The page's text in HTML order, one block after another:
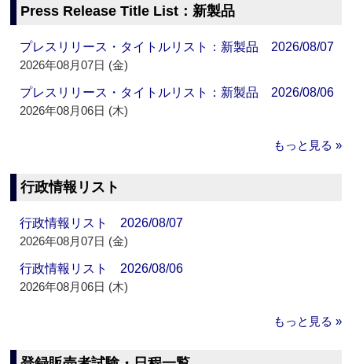
Press Release Title List：新製品
プレスリリース・タイトルリスト：新製品 2026/08/07
2026年08月07日 (金)
プレスリリース・タイトルリスト：新製品 2026/08/06
2026年08月06日 (木)
もっと見る »
行政情報リスト
行政情報リスト 2026/08/07
2026年08月07日 (金)
行政情報リスト 2026/08/06
2026年08月06日 (木)
もっと見る »